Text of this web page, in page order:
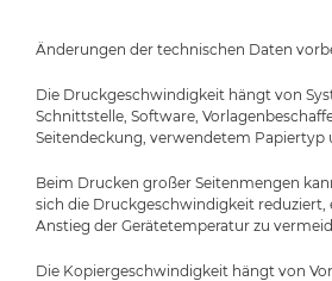
Änderungen der technischen Daten
Die Druckgeschwindigkeit hängt von
Schnittstelle, Software,
Seitendeckung, verwendetem Papiertyp
Beim Drucken großer Seitenmengen
sich die Druckgeschwindigkeit reduziert,
Anstieg der Gerätetemperatur zu
Die Kopiergeschwindigkeit hängt von